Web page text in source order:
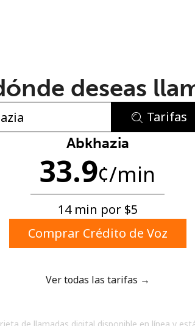
No se ha creado una
8 caracteres
letra mayúscula y una minúscula
caracter especial
deseas
Tarifas
Abkhazia
33.9¢/min
14 min por ⁦$5⁩
Comprar Crédito de Voz
Ver todas las tarifas →